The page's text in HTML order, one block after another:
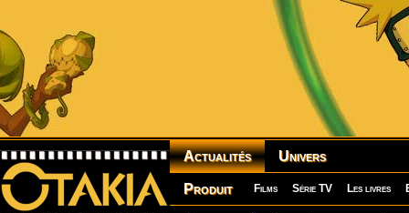
Actualités Univers
Produit Films Série TV Les livres